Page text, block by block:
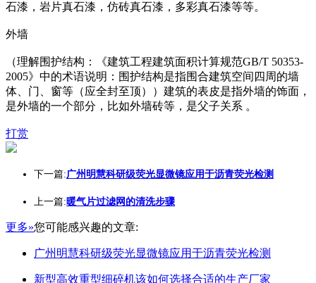
石漆，岩片真石漆，仿砖真石漆，多彩真石漆等等。
外墙
（理解围护结构：《建筑工程建筑面积计算规范GB/T 50353-
2005》中的术语说明：围护结构是指围合建筑空间四周的墙
体、门、窗等（应全封至顶））建筑的表皮是指外墙的饰面，
是外墙的一个部分，比如外墙砖等，是父子关系 。
打赏
下一篇:广州明慧科研级荧光显微镜应用于沥青荧光检测
上一篇:暖气片过滤网的清洗步骤
更多»您可能感兴趣的文章:
广州明慧科研级荧光显微镜应用于沥青荧光检测
新型高效重型细碎机该如何选择合适的生产厂家